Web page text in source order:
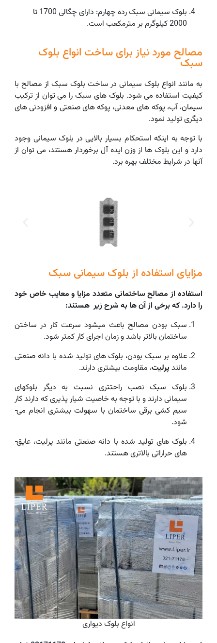
بلوک سیمانی سبک رده چهارم: دارای چگالی 1700 تا
2000 کیلوگرم بر مترمکعب است.
مصالح مورد نیاز برای ساخت انواع بلوک
سبک
به مانند انواع بلوک سیمانی در ساخت بلوک سبک از مصالح با
کیفیت استفاده می ‌شود. بلوک های سبک را می توان از ترکیب
سیمان، آب، پوکه های معدنی، پوکه های صنعتی و افزودنی های
دیگری تولید نمود.
با توجه به اینکه استحکام بسیار بالایی در بلوک سیمانی وجود
دارد و این بلوک ها از وزن ایده آل برخوردار هستند، می توان از
آنها در شرایط مختلف بهره برد.
مزایای استفاده از بلوک سیمانی سبک
استفاده از مصالح ساختمانی متعدد مزایا و معایب خاص خود
را دارد. که برخی از آن ها به شرح زیر هستند:
سبک بودن مصالح باعث می­شود سرعت کار در ساختن
ساختمان بالاتر باشد و زمان اجرای کار کمتر شود.
علاوه بر سبک بودن، بلوک های تولید شده با دانه صنعتی
مانند پرلیت، مقاومت بیشتری دارند.
بلوک سبک نصب راحت­تری نسبت به دیگر بلوک­های
سیمانی دارند و با توجه به خاصیت شیار پذیری که دارند کار
شود.
های حراراتی بالا­تری هستند.
انواع بلوک دیواری